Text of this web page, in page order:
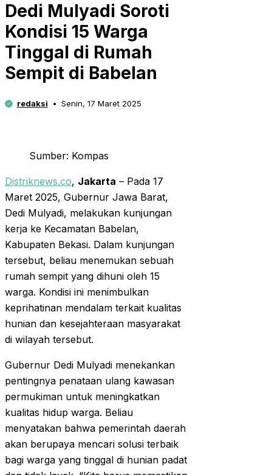
Dedi Mulyadi Soroti
Kondisi 15 Warga
Tinggal di Rumah
Sempit di Babelan
redaksi Senin, 17 Maret 2025
Sumber: Kompas
Distriknews.co, Jakarta – Pada 17
Maret 2025, Gubernur Jawa Barat,
Dedi Mulyadi, melakukan kunjungan
kerja ke Kecamatan Babelan,
Kabupaten Bekasi. Dalam kunjungan
tersebut, beliau menemukan sebuah
rumah sempit yang dihuni oleh 15
warga. Kondisi ini menimbulkan
keprihatinan mendalam terkait kualitas
hunian dan kesejahteraan masyarakat
di wilayah tersebut.
Gubernur Dedi Mulyadi menekankan
pentingnya penataan ulang kawasan
permukiman untuk meningkatkan
kualitas hidup warga. Beliau
menyatakan bahwa pemerintah daerah
akan berupaya mencari solusi terbaik
bagi warga yang tinggal di hunian padat